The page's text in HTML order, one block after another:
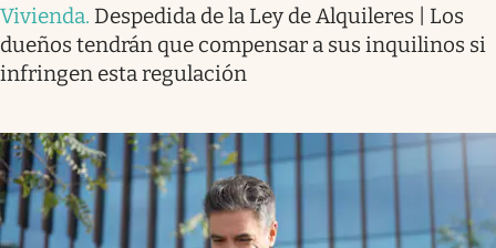
Vivienda. Despedida de la Ley de Alquileres | Los
dueños tendrán que compensar a sus inquilinos si
infringen esta regulación